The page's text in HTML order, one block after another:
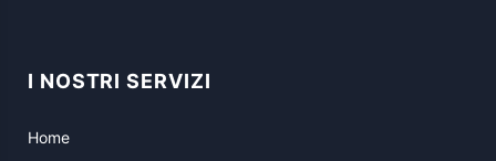
I NOSTRI SERVIZI
Home